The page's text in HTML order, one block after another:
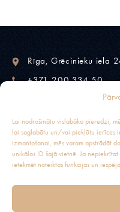
Lai nodrošinātu vislabāko pieredzi,
lai saglabātu un/vai piekļūtu ierīces
izmantošanai, mēs varam apstrādāt
unikālos ID šajā vietnē. Ja
ietekmēt noteiktas funkcijas un
Rīga, Grēcinieku iela
+371 200 334 50
www.modesmuzejs.lv
Rīgas centrā! Modes